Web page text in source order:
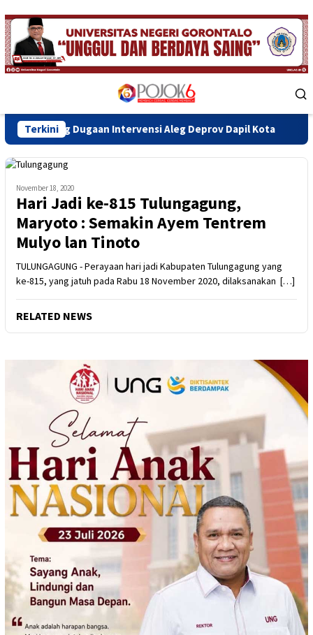
Skip
to
content
Menu
TerkiniIntervensi Aleg Deprov Dapil Kota Bupati
November 18, 2020
Hari Jadi ke-815 Tulungagung,
Maryoto : Semakin Ayem Tentrem
Mulyo lan Tinoto
TULUNGAGUNG - Perayaan hari jadi Kabupaten Tulungagung yang
ke-815, yang jatuh pada Rabu 18 November 2020, dilaksanakan […]
RELATED NEWS